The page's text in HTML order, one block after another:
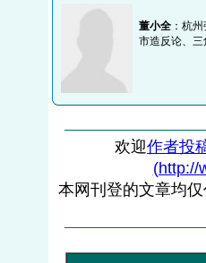
董小全 ：杭
市造反论、
欢迎作者投
(http://
本网刊登的文章均